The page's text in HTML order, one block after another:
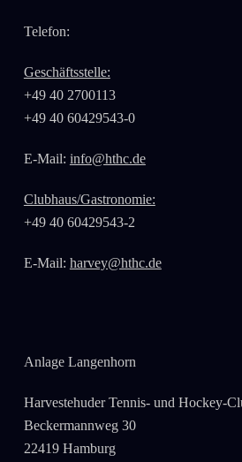
Telefon:
Geschäftsstelle:
+49 40 2700113
+49 40 60429543-0
E-Mail: info@hthc.de
Clubhaus/Gastronomie:
+49 40 60429543-2
E-Mail: harvey@hthc.de
Anlage Langenhorn
Harvestehuder Tennis- und Hockey-
Beckermannweg 30
22419 Hamburg